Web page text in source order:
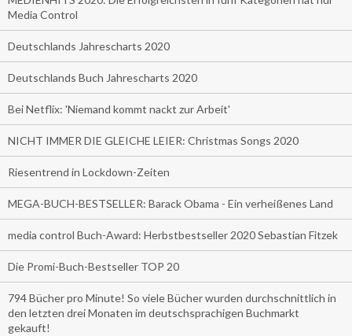
Media Control
Deutschlands Jahrescharts 2020
Deutschlands Buch Jahrescharts 2020
Bei Netflix: 'Niemand kommt nackt zur Arbeit'
NICHT IMMER DIE GLEICHE LEIER: Christmas Songs 2020
Riesentrend in Lockdown-Zeiten
MEGA-BUCH-BESTSELLER: Barack Obama - Ein verheißenes Land
media control Buch-Award: Herbstbestseller 2020 Sebastian Fitzek
Die Promi-Buch-Bestseller TOP 20
794 Bücher pro Minute! So viele Bücher wurden durchschnittlich in
den letzten drei Monaten im deutschsprachigen Buchmarkt
gekauft!